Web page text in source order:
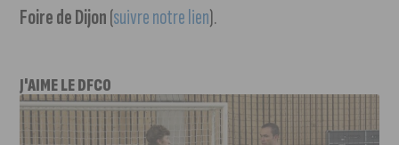
Foire de Dijon(suivre notre lien).
J'AIME LE DFCO